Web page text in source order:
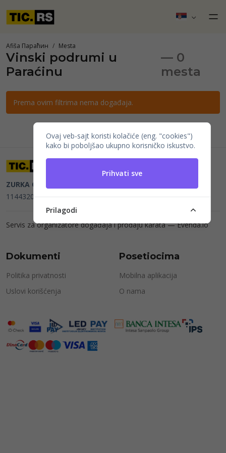
Afiša Параћин Mesta
Vinski podrumi u
Paraćinu
— 0
mesta
Prema ovim filtrima nema događaja.
ZURKA CE BITI DOO
114432064, MB 22023195,mail@tic.rs, +381 63 173 3142
Servis za organizatore događaja i prodaju karata —Evenda.io
Dokumenti
Politika privatnosti
Uslovi korišćenja
Posetiocima
Mobilna aplikacija
O nama
Ovaj veb-sajt koristi kolačiće (eng. "cookies")
kako bi poboljšao ukupno korisničko iskustvo.
Prihvati sve
Prilagodi